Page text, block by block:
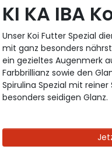
KI KA IBA
Unser Koi Futter Spezial
mit ganz besonders
ein gezieltes Augenmerk
Farbbrillianz sowie den
Spirulina Spezial mit
besonders seidigen Glanz.